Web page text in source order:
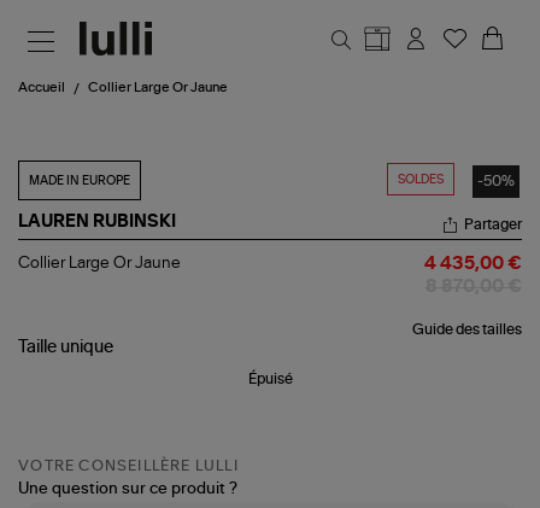
Accueil Collier Large Or Jaune
SOLDES -50%
MADE IN EUROPE
LAUREN RUBINSKI
Collier
Partager
Collier Large Or Jaune 4 435,00 €
Guide des tailles
Taille unique
Épuisé
VOTRE CONSEILLÈRE LULLI
Une question sur ce produit ?